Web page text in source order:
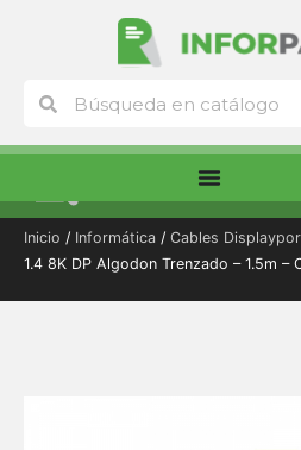
Buscar
Inicio / Informática / Cables
1.4 8K DP Algodon Trenzado – 1.5m –